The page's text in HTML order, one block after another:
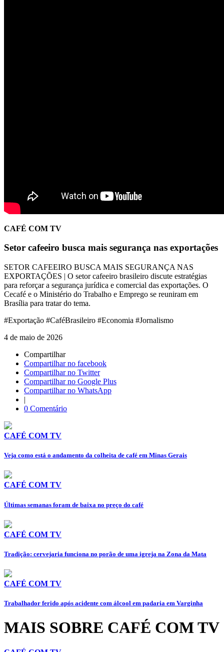
CAFÉ COM TV
Setor cafeeiro busca mais segurança nas exportações
SETOR CAFEEIRO BUSCA MAIS SEGURANÇA NAS
EXPORTAÇÕES | O setor cafeeiro brasileiro discute estratégias
para reforçar a segurança jurídica e comercial das exportações. O
Cecafé e o Ministério do Trabalho e Emprego se reuniram em
Brasília para tratar do tema.
#Exportação #CaféBrasileiro #Economia #Jornalismo
4 de maio de 2026
Compartilhar
Compartilhar no facebook
Compartilhar no Twitter
Compartilhar no Google Plus
Compartilhar no WhatsApp
|
0 Comentário
CAFÉ COM TV
Veja como está o andamento da colheita de café em Minas Gerais
CAFÉ COM TV
Últimas semanas foram de baixa no preço do café
CAFÉ COM TV
Tradição: cervejaria funciona no porão de uma igreja na Zona da Mata
CAFÉ COM TV
Trabalhador ferido após acidente com álcool em padaria em Varginha
MAIS SOBRE CAFÉ COM TV